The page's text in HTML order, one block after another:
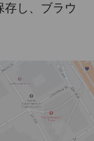
存し、ブラウ